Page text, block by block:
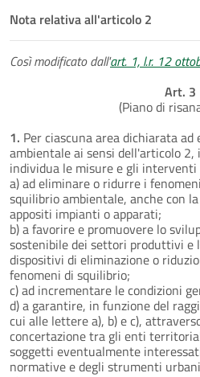
Nota relativa all'articolo 2
Così modificato dall'art. 1, l.r. 12
Art. 3
(Piano di
1. Per ciascuna area dichiarata
ambientale ai sensi dell'articolo
individua le misure e gli interventi
a) ad eliminare o ridurre i
squilibrio ambientale, anche con
appositi impianti o apparati;
b) a favorire e promuovere lo
sostenibile dei settori produttivi e
dispositivi di eliminazione o
fenomeni di squilibrio;
c) ad incrementare le condizioni
d) a garantire, in funzione del
cui alle lettere a), b) e c),
concertazione tra gli enti
soggetti eventualmente
normative e degli strumenti